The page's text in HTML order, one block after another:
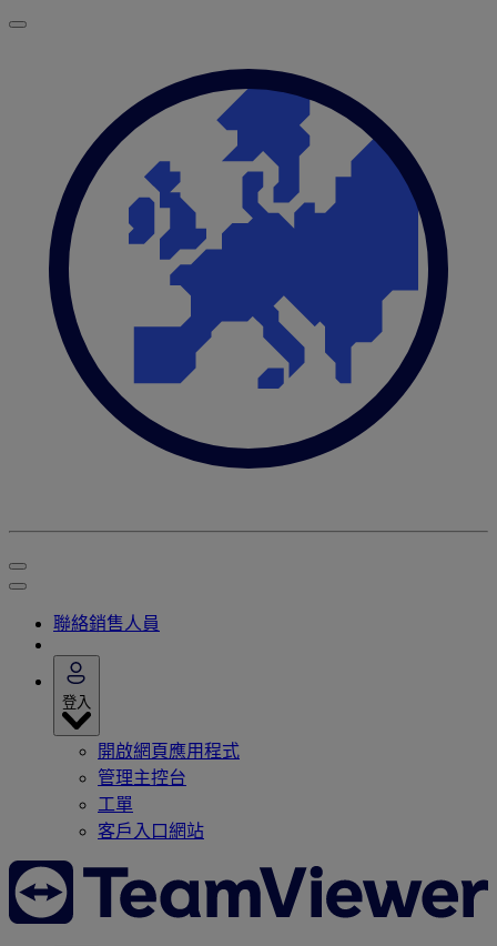
聯絡銷售人員
登入
開啟網頁應用程式
管理主控台
工單
客戶入口網站